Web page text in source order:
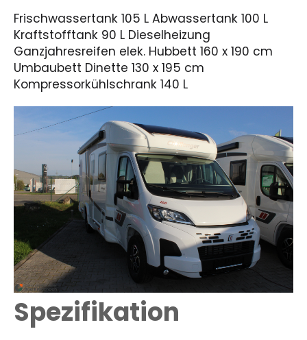
Frischwassertank 105 L Abwassertank 100 L
Kraftstofftank 90 L Dieselheizung
Ganzjahresreifen elek. Hubbett 160 x 190 cm
Umbaubett Dinette 130 x 195 cm
Kompressorkühlschrank 140 L
Spezifikation